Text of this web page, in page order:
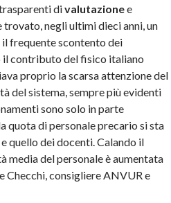
divalutazionee
negli ultimi dieci anni, un
frequente scontento dei
il contributo del fisico italiano
proprio la scarsa attenzione del
del sistema, sempre più evidenti
sono solo in parte
quota di personale precario si sta
quello dei docenti. Calando il
media del personale è aumentata
Checchi, consigliere ANVUR e